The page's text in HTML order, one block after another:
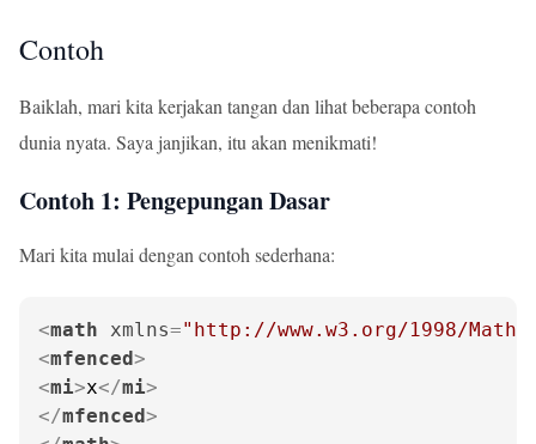
Contoh
Baiklah, mari kita kerjakan tangan dan lihat beberapa contoh
dunia nyata. Saya janjikan, itu akan menikmati!
Contoh 1: Pengepungan Dasar
Mari kita mulai dengan contoh sederhana:
<math xmlns="http://www.w3.org/1998/Math/
<mfenced>
<mi>x</mi>
</mfenced>